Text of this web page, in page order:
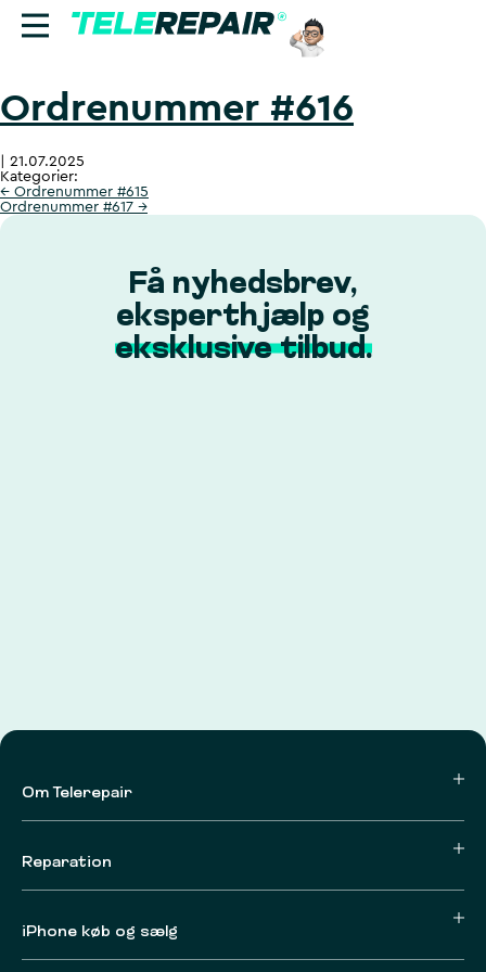
Reparation
Sælg
Find butik
Ring til os:
+45 70 60 55 90
Ordrenummer #616
21.07.2025
Kategorier:
← Ordrenummer #615
Ordrenummer #617 →
Få nyhedsbrev,
eksperthjælp og
eksklusive tilbud.
Om Telerepair
Reparation
iPhone køb og sælg